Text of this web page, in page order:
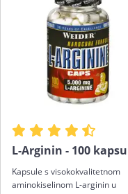
prehrani koji sadrži
prednosti. Upravo je
koju sportaši ističu
trenažnom procesu,
napredak na potvrđen
L-Arginin - 100
Kapsule s visokokvalitetnom
aminokiselinom L-arginin u